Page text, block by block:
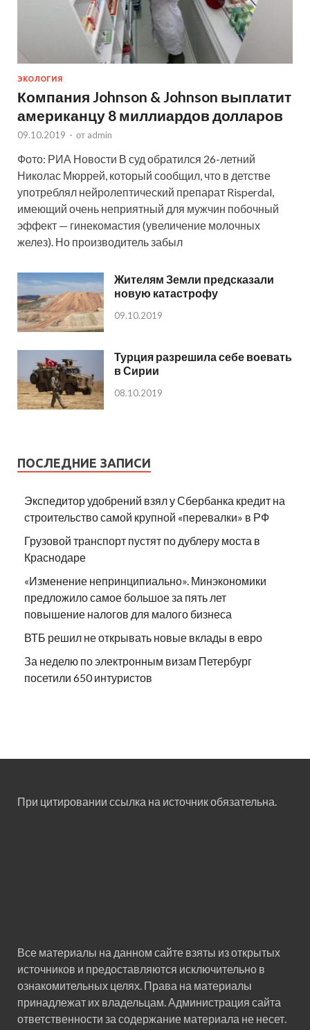
ЭКОЛОГИЯ
Компания Johnson & Johnson выплатит
американцу 8 миллиардов долларов
09.10.2019 - от admin
Фото: РИА Новости В суд обратился 26-летний
Николас Мюррей, который сообщил, что в детстве
употреблял нейролептический препарат Risperdal,
имеющий очень неприятный для мужчин побочный
эффект — гинекомастия (увеличение молочных
желез). Но производитель забыл
Жителям Земли предсказали
новую катастрофу
09.10.2019
Турция разрешила себе воевать
в Сирии
08.10.2019
ПОСЛЕДНИЕ ЗАПИСИ
Экспедитор удобрений взял у Сбербанка кредит на
строительство самой крупной «перевалки» в РФ
Грузовой транспорт пустят по дублеру моста в
Краснодаре
«Изменение непринципиально». Минэкономики
предложило самое большое за пять лет
повышение налогов для малого бизнеса
ВТБ решил не открывать новые вклады в евро
За неделю по электронным визам Петербург
посетили 650 интуристов
При цитировании ссылка на источник обязательна.
Все материалы на данном сайте взяты из открытых
источников и предоставляются исключительно в
ознакомительных целях. Права на материалы
принадлежат их владельцам. Администрация сайта
ответственности за содержание материала не несет.